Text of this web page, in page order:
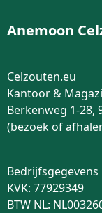
Anemoon
Celzouten.eu
Kantoor &
Berkenweg 1-28,
(bezoek of
Bedrijfsgegevens
KVK: 77929349
BTW NL: